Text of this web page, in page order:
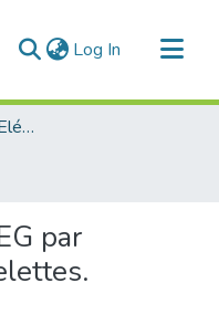
Log In (current)
Département de Génie Eléctrique et Electronique
par